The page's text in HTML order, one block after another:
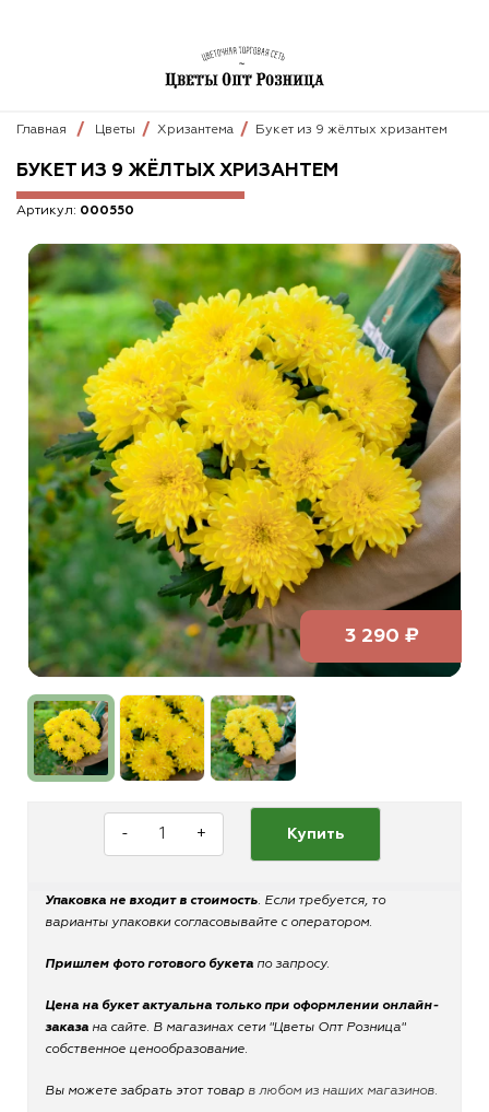
Главная Цветы Хризантема Букет из 9 жёлтых хризантем
БУКЕТ ИЗ 9 ЖЁЛТЫХ ХРИЗАНТЕМ
Артикул: 000550
3 290 ₽
Упаковка не входит в стоимость. Если требуется, то
варианты упаковки согласовывайте с оператором.
Пришлем фото готового букета по запросу.
Цена на букет актуальна только при оформлении онлайн-
заказа на сайте. В магазинах сети "Цветы Опт Розница"
собственное ценообразование.
Вы можете забрать этот товар в любом из наших магазинов.
+
- Купить